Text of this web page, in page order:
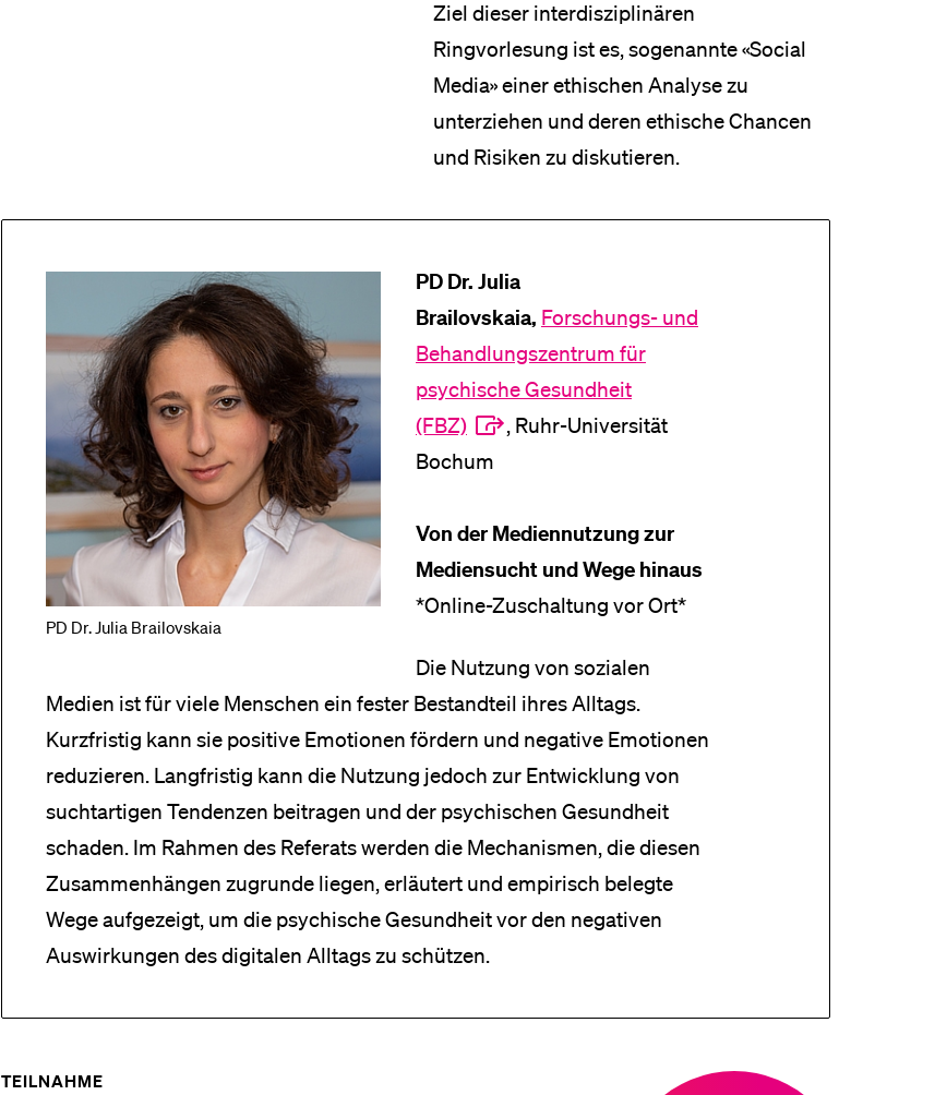
Ziel dieser interdisziplinären
Ringvorlesung ist es, sogenannte «Social
Media» einer ethischen Analyse zu
unterziehen und deren ethische Chancen
und Risiken zu diskutieren.
PD Dr. Julia Brailovskaia
PD Dr. Julia
Brailovskaia, Forschungs- und
Behandlungszentrum für
psychische Gesundheit
(FBZ)
, Ruhr-Universität
Bochum
Von der Mediennutzung zur
Mediensucht und Wege hinaus
*Online-Zuschaltung vor Ort*
Die Nutzung von sozialen
Medien ist für viele Menschen ein fester Bestandteil ihres Alltags.
Kurzfristig kann sie positive Emotionen fördern und negative Emotionen
reduzieren. Langfristig kann die Nutzung jedoch zur Entwicklung von
suchtartigen Tendenzen beitragen und der psychischen Gesundheit
schaden. Im Rahmen des Referats werden die Mechanismen, die diesen
Zusammenhängen zugrunde liegen, erläutert und empirisch belegte
Wege aufgezeigt, um die psychische Gesundheit vor den negativen
Auswirkungen des digitalen Alltags zu schützen.
TEILNAHME